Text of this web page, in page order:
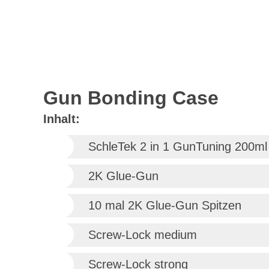
Gun Bonding Case
Inhalt:
SchleTek 2 in 1 GunTuning
2K Glue-Gun
10 mal 2K Glue-Gun Spitzen
Screw-Lock medium
Screw-Lock strong